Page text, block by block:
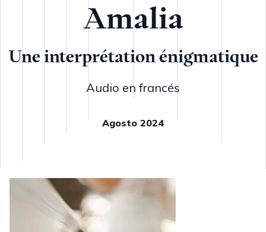
Amalia
Une interprétation énigmatique
Audio en francés
Agosto 2024